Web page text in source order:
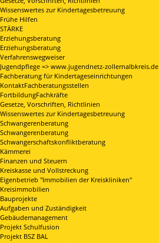
Wissenswertes zur Kindertagesbetreuung
Frühe Hilfen
STÄRKE
Erziehungsberatung
Erziehungsberatung
Verfahrenswegweiser
Jugendpflege => www.jugendnetz-zollernalbkreis.de
Fachberatung für Kindertageseinrichtungen
KontaktFachberatungsstellen
FortbildungFachkräfte
Gesetze, Vorschriften, Richtlinien
Wissenswertes zur Kindertagesbetreuung
Schwangerenberatung
Schwangerenberatung
Schwangerschaftskonfliktberatung
Kämmerei
Finanzen und Steuern
Kreiskasse und Vollstreckung
Eigenbetrieb "Immobilien der Kreiskliniken"
Kreisimmobilien
Bauprojekte
Aufgaben und Zuständigkeit
Gebäudemanagement
Projekt Schulfusion
Projekt BSZ BAL